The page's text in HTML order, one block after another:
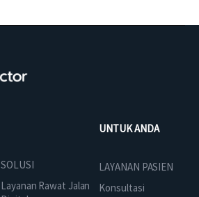
SOLUSI
Layanan Rawat Jalan
UNTUK ANDA
LAYANAN PASIEN
Konsultasi